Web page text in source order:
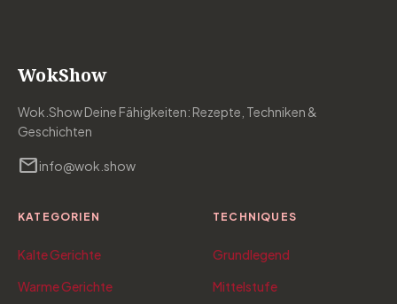
WokShow
Wok.Show Deine Fähigkeiten: Rezepte, Techniken &
Geschichten
mailinfo@wok.show
KATEGORIEN
Kalte Gerichte
Warme Gerichte
TECHNIQUES
Grundlegend
Mittelstufe